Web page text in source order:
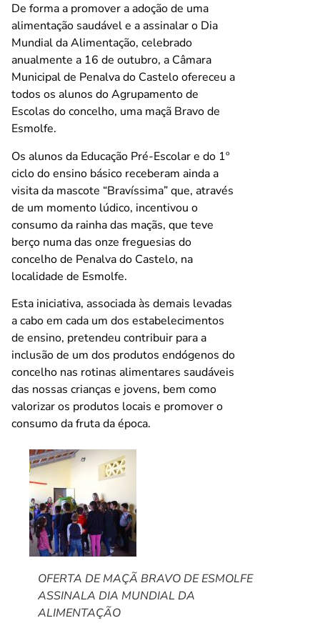
De forma a promover a adoção de uma
alimentação saudável e a assinalar o Dia
Mundial da Alimentação, celebrado
anualmente a 16 de outubro, a Câmara
Municipal de Penalva do Castelo ofereceu a
todos os alunos do Agrupamento de
Escolas do concelho, uma maçã Bravo de
Esmolfe.
Os alunos da Educação Pré-Escolar e do 1º
ciclo do ensino básico receberam ainda a
visita da mascote “Bravíssima” que, através
de um momento lúdico, incentivou o
consumo da rainha das maçãs, que teve
berço numa das onze freguesias do
concelho de Penalva do Castelo, na
localidade de Esmolfe.
Esta iniciativa, associada às demais levadas
a cabo em cada um dos estabelecimentos
de ensino, pretendeu contribuir para a
inclusão de um dos produtos endógenos do
concelho nas rotinas alimentares saudáveis
das nossas crianças e jovens, bem como
valorizar os produtos locais e promover o
consumo da fruta da época.
OFERTA DE MAÇÃ BRAVO DE ESMOLFE
ASSINALA DIA MUNDIAL DA
ALIMENTAÇÃO